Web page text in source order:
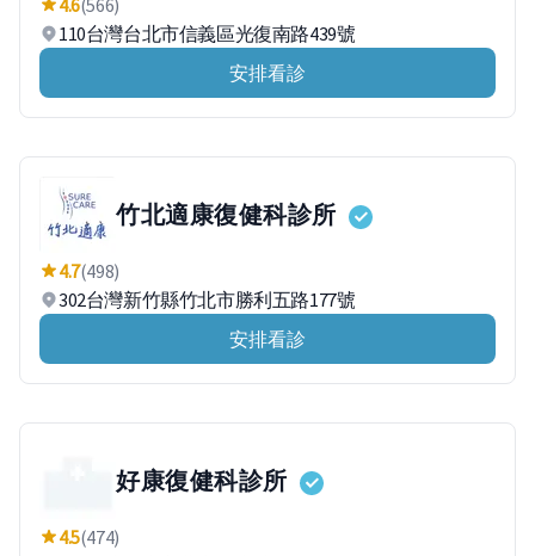
4.6(566)
110台灣台北市信義區光復南路439號
安排看診
竹北適康復健科診所
4.7(498)
302台灣新竹縣竹北市勝利五路177號
安排看診
好康復健科診所
4.5(474)